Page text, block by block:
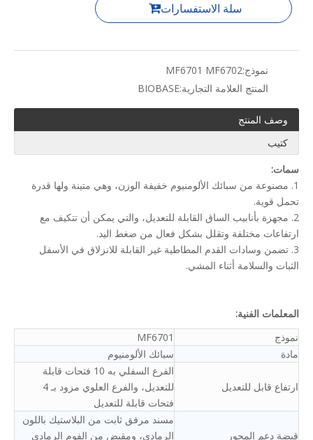
سلة الاستفسارات
نموذج:MF6701 MF6702
المنتج العلامة التجارية:BIOBASE
وصف المنتج
كتيب
سمات:
1. مصنوعة من سبائك الألومنيوم خفيفة الوزن، وهي متينة ولها قدرة
تحمل قوية.
2. مجهزة بأنابيب الساق القابلة للتعديل، والتي يمكن أن تتكيف مع
ارتفاعات مختلفة وتقلل بشكل فعال من ضغط اليد.
3. تضمن وسادات القدم المطاطية غير القابلة للانزلاق في الأسفل
الثبات والسلامة أثناء المشي.
المعلمات الفنية:
نموذج
MF6701
مادة
سبائك الألومنيوم
ارتفاع قابل للتعديل
الفرع السفلي به 10 فتحات قابلة
للتعديل، والفرع العلوي مزود بـ 4
فتحات قابلة للتعديل
قبضة دعم المحور
مسند مرفق ثابت من البلاستيك باللون
الرمادي، ومقبض من الفوم الرمادي